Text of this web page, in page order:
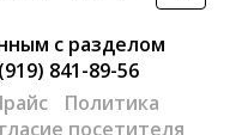
с разделом
841-89-56
Политика
посетителя